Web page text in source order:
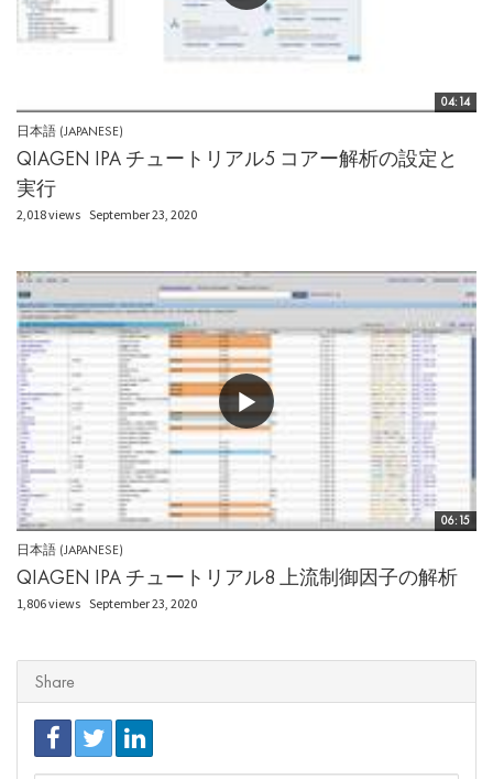
04:14
日本語 (JAPANESE)
QIAGEN IPA チュートリアル5 コアー解析の設定と
実行
2,018 views September 23, 2020
06:15
日本語 (JAPANESE)
QIAGEN IPA チュートリアル8 上流制御因子の解析
1,806 views September 23, 2020
Share